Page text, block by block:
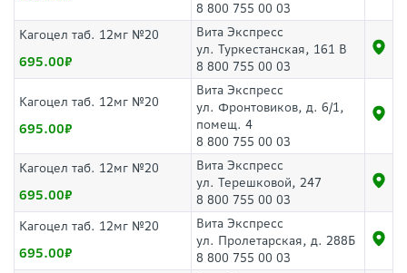
8 800 755 00 03
Кагоцел таб. 12мг №20
695.00
Вита Экспресс
ул. Туркестанская, 161 В
8 800 755 00 03
Кагоцел таб. 12мг №20
695.00
Вита Экспресс
ул. Фронтовиков, д. 6/1,
помещ. 4
8 800 755 00 03
Кагоцел таб. 12мг №20
695.00
Вита Экспресс
ул. Терешковой, 247
8 800 755 00 03
Кагоцел таб. 12мг №20
695.00
Вита Экспресс
ул. Пролетарская, д. 288Б
8 800 755 00 03